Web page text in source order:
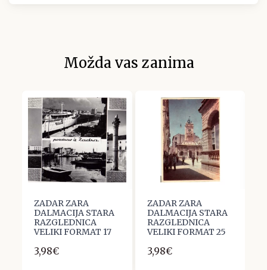
Možda vas zanima
ZADAR ZARA
DALMACIJA STARA
RAZGLEDNICA
VELIKI FORMAT 17
3,98€
ZADAR ZARA
DALMACIJA STARA
RAZGLEDNICA
VELIKI FORMAT 25
3,98€